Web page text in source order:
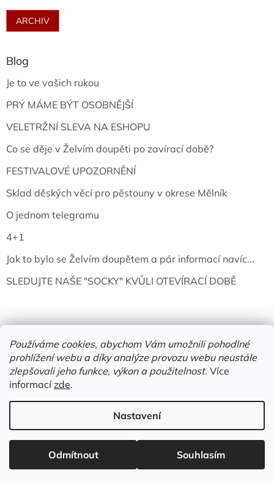
Používáme cookies, abychom Vám umožnili pohodlné
prohlížení webu a díky analýze provozu webu neustále
zlepšovali jeho funkce, výkon a použitelnost. Více
informacízde.
Nastavení
Odmítnout Souhlasím
ARCHIV
Blog
Je to ve vašich rukou
PRÝ MÁME BÝT OSOBNĚJŠÍ
VELETRŽNÍ SLEVA NA ESHOPU
Co se děje v Želvím doupěti po zavírací době?
FESTIVALOVÉ UPOZORNĚNÍ
Sklad děských věcí pro pěstouny v okrese Mělník
O jednom telegramu
4+1
Jak to bylo se Želvím doupětem a pár informací navíc...
SLEDUJTE NAŠE "SOCKY" KVŮLI OTEVÍRACÍ DOBĚ
Vytvořil Shoptet
Copyright 2026Želví doupě | knihy & vinyly | Mělník. Všechna
práva vyhrazena.
Upravit nastavení cookies